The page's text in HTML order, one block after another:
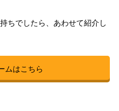
ちでしたら、あわせて紹介し
ムはこちら